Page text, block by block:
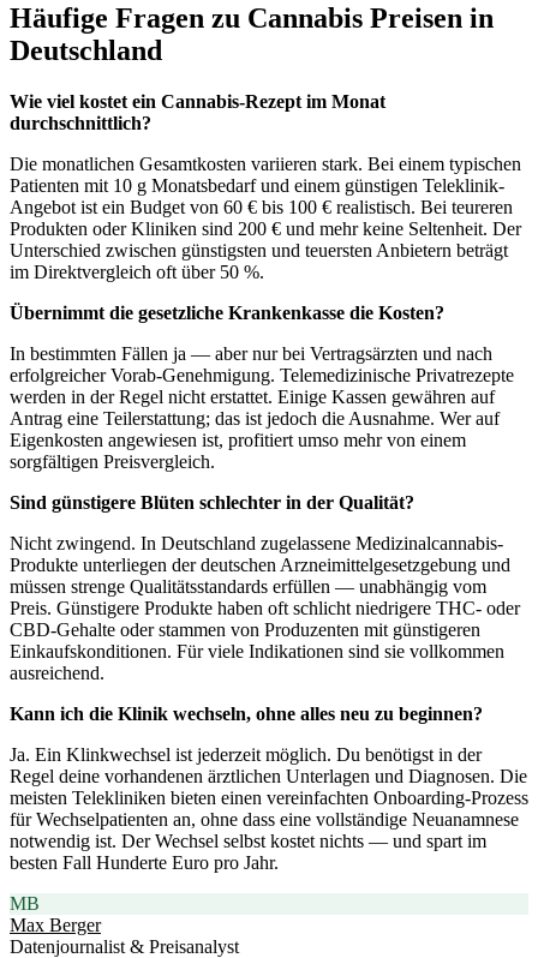
Häufige Fragen zu Cannabis Preisen in
Deutschland
Wie viel kostet ein Cannabis-Rezept im Monat
durchschnittlich?
Die monatlichen Gesamtkosten variieren stark. Bei einem typischen
Patienten mit 10 g Monatsbedarf und einem günstigen Teleklinik-
Angebot ist ein Budget von 60 € bis 100 € realistisch. Bei teureren
Produkten oder Kliniken sind 200 € und mehr keine Seltenheit. Der
Unterschied zwischen günstigsten und teuersten Anbietern beträgt
im Direktvergleich oft über 50 %.
Übernimmt die gesetzliche Krankenkasse die Kosten?
In bestimmten Fällen ja — aber nur bei Vertragsärzten und nach
erfolgreicher Vorab-Genehmigung. Telemedizinische Privatrezepte
werden in der Regel nicht erstattet. Einige Kassen gewähren auf
Antrag eine Teilerstattung; das ist jedoch die Ausnahme. Wer auf
Eigenkosten angewiesen ist, profitiert umso mehr von einem
sorgfältigen Preisvergleich.
Sind günstigere Blüten schlechter in der Qualität?
Nicht zwingend. In Deutschland zugelassene Medizinalcannabis-
Produkte unterliegen der deutschen Arzneimittelgesetzgebung und
müssen strenge Qualitätsstandards erfüllen — unabhängig vom
Preis. Günstigere Produkte haben oft schlicht niedrigere THC- oder
CBD-Gehalte oder stammen von Produzenten mit günstigeren
Einkaufskonditionen. Für viele Indikationen sind sie vollkommen
ausreichend.
Kann ich die Klinik wechseln, ohne alles neu zu beginnen?
Ja. Ein Klinkwechsel ist jederzeit möglich. Du benötigst in der
Regel deine vorhandenen ärztlichen Unterlagen und Diagnosen. Die
meisten Telekliniken bieten einen vereinfachten Onboarding-Prozess
für Wechselpatienten an, ohne dass eine vollständige Neuanamnese
notwendig ist. Der Wechsel selbst kostet nichts — und spart im
besten Fall Hunderte Euro pro Jahr.
MB
Max Berger
Datenjournalist & Preisanalyst